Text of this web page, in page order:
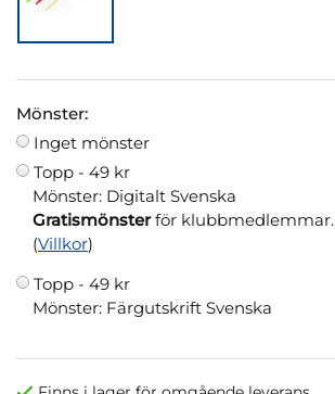
Mönster:
Inget mönster
Topp - 49 kr
Mönster: Digitalt Svenska
Gratismönsterför klubbmedlemmar.
(Villkor)
Topp - 49 kr
Mönster: Färgutskrift Svenska